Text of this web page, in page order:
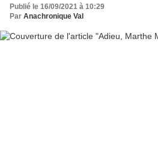
Publié le 16/09/2021 à 10:29
Par Anachronique Val